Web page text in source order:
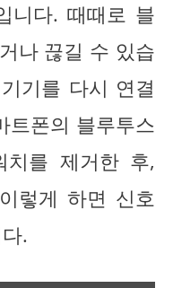
니다. 때때로 블
나 끊길 수 있습
기를 다시 연결
트폰의 블루투스
치를 제거한 후,
렇게 하면 신호
.